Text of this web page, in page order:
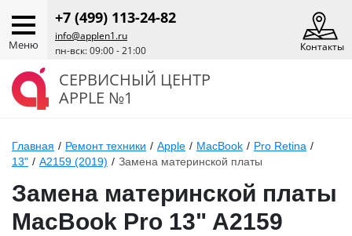
Меню
+7 (499) 113-24-82
info@applen1.ru
пн-вск: 09:00 - 21:00
Контакты
СЕРВИСНЫЙ ЦЕНТР
APPLE №1
Главная / Ремонт техники / Apple / MacBook / Pro Retina /
13" / A2159 (2019) / Замена материнской платы
Замена материнской платы
MacBook Pro 13" A2159